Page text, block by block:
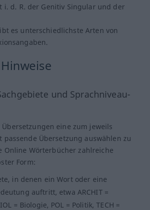
i. d. R. der Genitiv Singular und der
es unterschiedlichste Arten von
und Sprachniveau-
eine zum jeweils
passende Übersetzung auswählen zu
Online Wörterbücher zahlreiche
Form:
in denen ein Wort oder eine
auftritt, etwa ARCHIT =
= Biologie, POL = Politik, TECH =